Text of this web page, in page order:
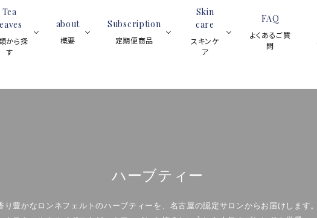
Tea
から探
す
about
概要
Subscription
定期便商品
フルーツハー
Skin
care
スキンケ
ア
ネイル
オイル
セラム
FAQ
よくあるご質
問
ハーブティー
り豊かなロンネフェルトのハーブティーを、名古屋の認定サロンからお届けします。